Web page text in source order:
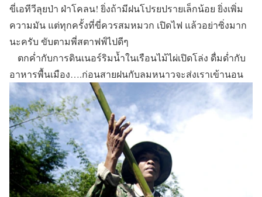
ขี่เอทีวีลุยป่า ฝ่าโคลน! ยิ่งถ้ามีฝนโปรยปรายเล็กน้อย ยิ่งเพิ่ม
ความมัน แต่ทุกครั้งที่ขี่ควรสมหมวก เปิดไฟ แล้วอย่าซิ่งมาก
นะครับ ขับตามพี่สตาฟฟ์ไปดีๆ
ตกค่ำกับการดินเนอร์ริมน้ำในเรือนไม้ไผ่เปิดโล่ง ดื่มด่ำกับ
อาหารพื้นเมือง….ก่อนสายฝนกับลมหนาวจะส่งเราเข้านอน